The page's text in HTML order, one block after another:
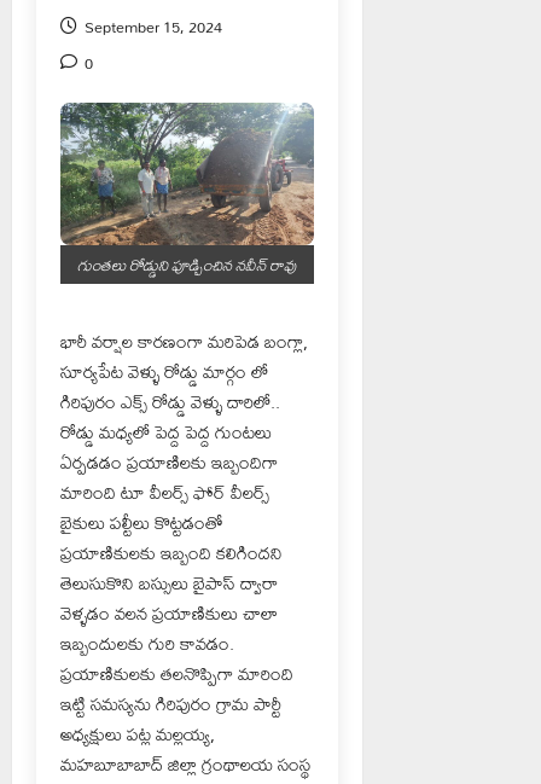
September 15, 2024
0
గుంతలు రోడ్డుని పూడ్చించిన నవీన్ రావు
భారీ వర్షాల కారణంగా మరిపెడ బంగ్లా,
సూర్యపేట వెళ్ళు రోడ్డు మార్గం లో
గిరిపురం ఎక్స్ రోడ్డు వెళ్ళు దారిలో..
రోడ్డు మధ్యలో పెద్ద పెద్ద గుంటలు
ఏర్పడడం ప్రయాణిలకు ఇబ్బందిగా
మారింది టూ వీలర్స్ ఫోర్ వీలర్స్
బైకులు పల్టీలు కొట్టడంతో
ప్రయాణికులకు ఇబ్బంది కలిగిందని
తెలుసుకొని బస్సులు బైపాస్ ద్వారా
వెళ్ళడం వలన ప్రయాణికులు చాలా
ఇబ్బందులకు గురి కావడం.
ప్రయాణికులకు తలనొప్పిగా మారింది
ఇట్టి సమస్యను గిరిపురం గ్రామ పార్టీ
అధ్యక్షులు పట్ల మల్లయ్య,
మహబూబాబాద్ జిల్లా గ్రంథాలయ సంస్థ